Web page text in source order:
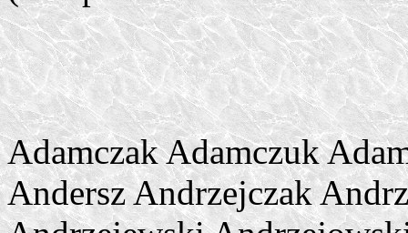
Adamczak Adamczuk Adamczyk Adamski Adamus Anders Andersz Andrzejczak Andrzejczuk Andrzejczyk Andrzejewski Andrzejowski Antczak Augustyniak Bagiński Bak Bąk Baka Balcer Balcerowicz Balcerowski Banach Banaś Banasiak Banasiuk Banaszak Banaszek Baran Baranek Baraniak Baranik Baranowski Barański Bartczak Bartkowiak Bartosiak Bartosik Bartosiński Bartosiuk Bartoszak Bartoszczyk Bartoszek Bartoszuk Bartoszyński Bednarczuk Bednarczyk Bednaręk Bednarek Bednarski Bednarz Bednorz Belka Bem Biała Białach Białas Białasik Białczak Białczyk Białecki Białek Bialic Bialik Białk Białka Białko Białkowski Biało Biały Biel Biela Bielak Bielarz Bielas Bielawa Bielawski Bielecki Bieliński Bielski Bieniek Biernacik Biernacki Biernaczyk Biernat Bigos Bilski Błaszak Błaszczak Błaszczyk Błażej Błażejak Błażejczak Błażejczyk Błażejewicz Błażejewski Błażejowski Błażewicz Błażewski Błoński Bochenek Bogdan Bogdanik Bogdanowicz Bogdański Bogucki Bogusz Bohdan Bohdanowicz Boniecki Borek Borkowski Borowski Branicki Bronowski Brych Bryksy Brzeziński Brzoski Brzóski Brzoza Brzózka Brzozowski Buciński Buczek Buczkowski Buczyński Bujak Bukowski Burziński Burzyński Cebula Cebulak Cebulek Cebulski Cegliński Charzewski Chłapowski Chlebek Chlebicki Chlebna Chlebny Chlebosz Chlebowicz Chlebowski Chlebuś Chłopczyk Chłopecki Chłopek Chłopicki Chłopik Chmara Chmiel Chmiela Chmielak Chmielarczyk Chmielarski Chmielarz Chmielecki Chmielewski Chmielik Chmieliński Chmielnicki Chmielnik Chmielowiec Chmielowski Chodzko Chodźko Chojna Chojnacki Chojniak Chojnicki Chojnowski Cholewa Cholewka Chrzanowski Cichocki Cichomski Cichon Cichoń Cichoński Ciesielski Cieśla Cieślak Cieślik Ciszewski Cybulski Cygan Cyganek Cyganik Cygański Czaja Czajka Czajkowski Czapla Czaplicki Czapliński Czapski Czarnecki Czarnocki Czartoryski Czech Czechowicz Czechowski Czerwiński Czerwionka Czerwonka Czyż Czyżewski Dąbek Dąbrowa Dąbrowicz Dąbrowiecki Dąbrówka Dąbrowski Dankowski Danych Darasz Dębowski Dębski Długokęcki Długołęcki Długosz Dmowski Dobrowolski Dobrzyński Domagała Domański Dombrowski Dominiak Dominiczak Dominik Dominikowski Drabik Drozd Drózd Drozdek Drozdowski Drożdż Dróżdż Drożdżal Drożdżowski Drożdżyński Drzewiecki Duda Dudek Dudziak Dudziński Dwernicki Dziedzic Dziedzicki Dziuba Ejsmont Falkowski Fałkowski Fiałkowski Figiel Fijałkowski Fijoł Fijołek Filip Filipczak Filipczuk Filipczyk Filipecki Filipiak Filipiec Filipiński Filipiuk Filipkowski Filipowicz Filipowski Filipski Fiołek Fiołka Fischer Fiszer Flis Flisak Flisek Florczak Florczuk Florczyk Florek Florian Floriańczyk Fokczyński Foksiński Frąckiewicz